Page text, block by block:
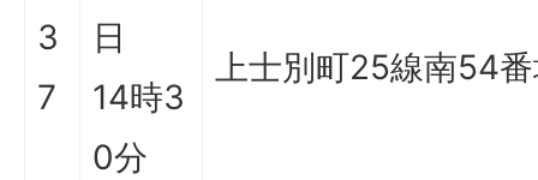
3
7
日
14時3
0分
上士別町25線南54